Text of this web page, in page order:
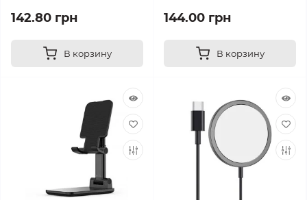
142.80 грн
В корзину
144.00 грн
В корзину